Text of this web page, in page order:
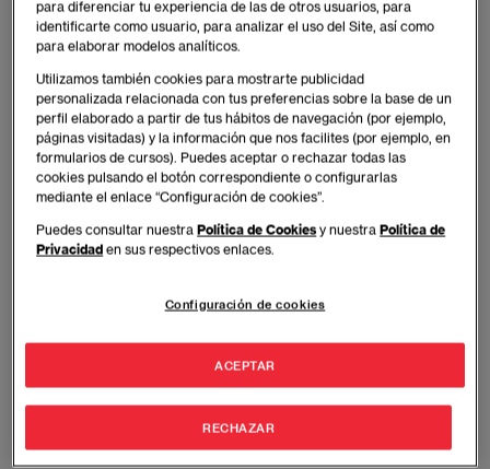
Estudios como este, en el que fueron encuestados
empleados de más de 1.700 empresas en ocho
países diferentes, llevan tiempo circulando entre los
comités de dirección de las grandes compañías. A la
empresas ha convertido la diversidad en una
crecido más que nunca en el último lustro, hasta
situarse por encima del 20%.
La cifra refleja un incremento de más del 5% en los
últimos cinco años, pero según el Foro Económico
Mundial (WOF) no es suficiente. A este ritmo, alerta el
para diferenciar tu experiencia de las de otros usuarios, para
identificarte como usuario, para analizar el uso del Site, así como
para elaborar modelos analíticos.
Utilizamos también cookies para mostrarte publicidad
personalizada relacionada con tus preferencias sobre la base de un
perfil elaborado a partir de tus hábitos de navegación (por ejemplo,
páginas visitadas) y la información que nos facilites (por ejemplo, en
formularios de cursos). Puedes aceptar o rechazar todas las
cookies pulsando el botón correspondiente o configurarlas
mediante el enlace “Configuración de cookies”.
Puedes consultar nuestraPolítica de Cookies y nuestraPolítica de
Privacidad en sus respectivos enlaces.
Configuración de cookies
RECHAZAR
ACEPTAR